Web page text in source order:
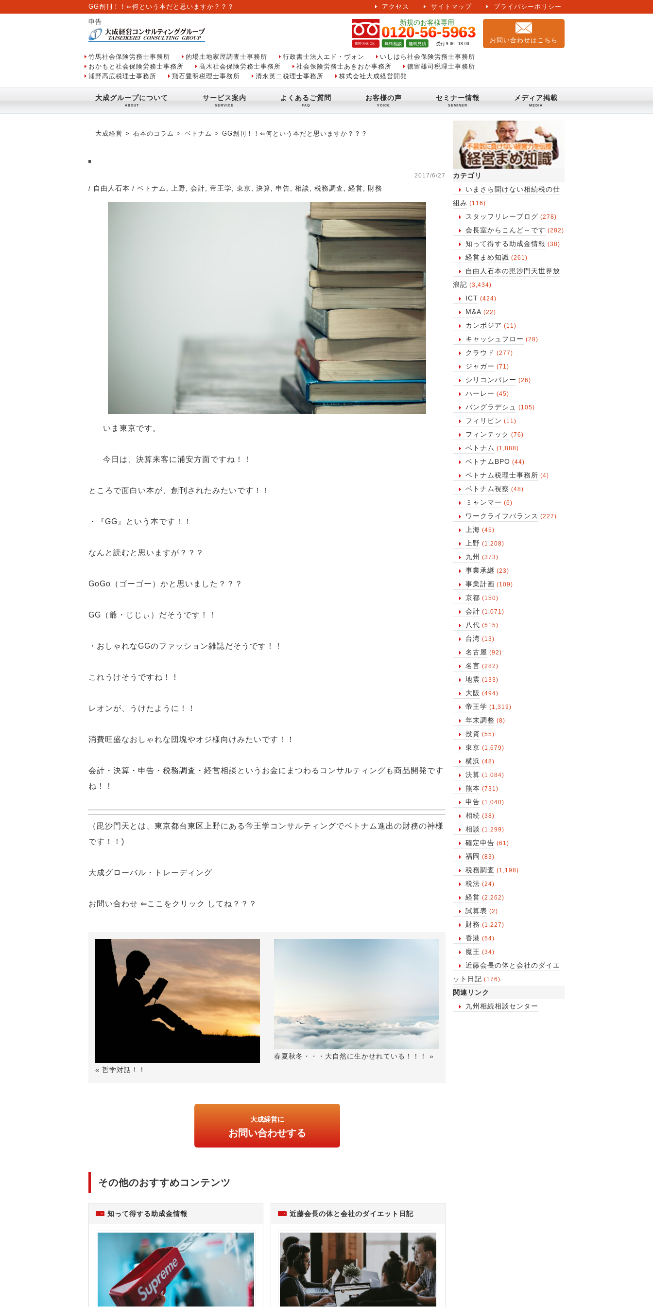
GG創刊！！⇐何という本だと思いますか？？？ アクセス サイトマップ プライバシーポリシー
申告
お問い合わせはこちら
竹馬社会保険労務士事務所 的場土地家屋調査士事務所 行政書士法人エド・ヴォン
いしはら社会保険労務士事務所
おかもと社会保険労務士事務所
髙木社会保険労務士事務所 社会保険労務士あきおか事務所
徳留雄司税理士事務所
浦野高広税理士事務所
飛石豊明税理士事務所 清永英二税理士事務所 株式会社大成経営開発
大成グループについて サービス案内 よくあるご質問 お客様の声 セミナー情報 メディア掲載
カテゴリ
いまさら聞けない相続税の仕
組み (116)
スタッフリレーブログ (278)
会長室からこんど～です (282)
知って得する助成金情報 (38)
経営まめ知識 (261)
自由人石本の毘沙門天世界放
浪記 (3,434)
ICT (424)
M&A (22)
カンボジア (11)
キャッシュフロー (28)
クラウド (277)
ジャガー (71)
シリコンバレー (26)
ハーレー (45)
バングラデシュ (105)
フィリピン (11)
フィンテック (76)
ベトナム (1,888)
ベトナムBPO (44)
ベトナム税理士事務所 (4)
ベトナム視察 (48)
ミャンマー (6)
ワークライフバランス (227)
上海 (45)
上野 (1,208)
九州 (373)
事業承継 (23)
事業計画 (109)
京都 (150)
会計 (1,071)
八代 (515)
台湾 (13)
名古屋 (92)
名言 (282)
地震 (133)
大阪 (494)
帝王学 (1,319)
年末調整 (8)
投資 (55)
東京 (1,679)
横浜 (48)
決算 (1,084)
熊本 (731)
申告 (1,040)
相続 (38)
相談 (1,299)
確定申告 (61)
福岡 (83)
税務調査 (1,198)
税法 (24)
経営 (2,262)
試算表 (2)
財務 (1,227)
香港 (54)
魔王 (34)
近藤会長の体と会社のダイエ
ット日記 (176)
関連リンク
九州相続相談センター
大成経営 石本のコラム ベトナム GG創刊！！⇐何という本だと思いますか？？？
2017/6/27
/ 自由人石本 / ベトナム 上野 会計 帝王学 東京 決算 申告 相談 税務調査 経営 財務
いま東京です。
今日は、決算来客に浦安方面ですね！！
ところで面白い本が、創刊 されたみたいです！！
・『GG』という本です！！
なんと読む と思いますが？？？
GoGo（ゴーゴー） かと思いました？？？
GG（爺・じじぃ） だそうです！！
・おしゃれなGGのファッション雑誌だそうです！！
これ うけそう ですね！！
レオンが、うけたように！！
消費旺盛なおしゃれな団塊やオジ様向けみたいです！！
会計・決算・申告・税務調査・経営相談という お金にまつわるコンサルティングも商品開発です
ね！！
（毘沙門天とは、東京都台東区上野にある帝王学コンサルティングでベトナム進出の財務の神様
です！！)
大成グローバル・トレーディング
お問い合わせ ⇐ここをクリック してね？？？
« 哲学対話！！
春夏秋冬・・・大自然に生かせれている！！！ »
大成経営に
お問い合わせする
その他のおすすめコンテンツ
知って得する助成金情報 近藤会長の体と会社のダイエット日記